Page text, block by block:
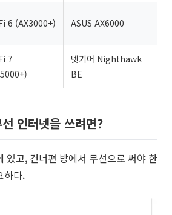
6 (AX3000+) ASUS AX6000
7
넷기어 Nighthawk
BE
인터넷을 쓰려면?
있고, 건너편 방에서 무선으로 써야 한
하다.